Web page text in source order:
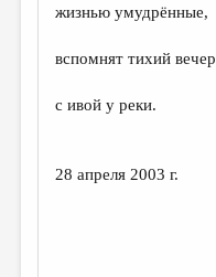
ПЕРЕВОДЫ
КОНКУРСЫ
ДЕТСКАЯ КОМНАТА
ОБЗОР ЛИТЕРАТУРЫ
жизнью умудрённые,
вспомнят тихий вечер
с ивой у реки.
28 апреля 2003 г.